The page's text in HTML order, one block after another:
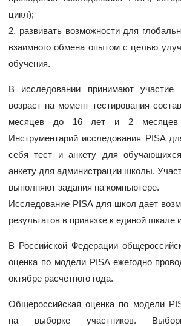
цикл);
2. развивать возможности для
взаимного обмена опытом с целью
обучения.
В исследовании принимают участие
возраст на момент тестирования
месяцев до 16 лет и 2 месяцев
Инструментарий исследования PISA
себя тест и анкету для
анкету для администрации школы.
выполняют задания на компьютере.
Исследование PISA для школ дает
результатов в привязке к единой шкале
В Российской Федерации
оценка по модели PISA ежегодно
октябре расчетного года.
Общероссийская оценка по модели
на выборке участников.